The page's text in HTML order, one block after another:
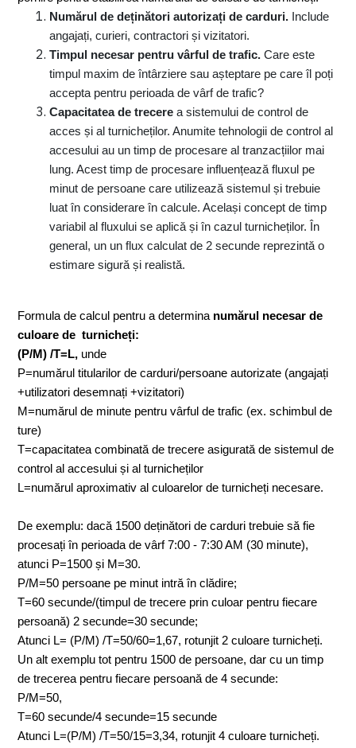
Numărul de deținători autorizați de carduri. Include
angajați, curieri, contractori și vizitatori.
Timpul necesar pentru vârful de trafic. Care este
timpul maxim de întârziere sau așteptare pe care îl poți
accepta pentru perioada de vârf de trafic?
Capacitatea de trecerea sistemului de control de
acces și al turnicheților. Anumite tehnologii de control al
accesului au un timp de procesare al tranzacțiilor mai
lung. Acest timp de procesare influențează fluxul pe
minut de persoane care utilizează sistemul și trebuie
luat în considerare în calcule. Același concept de timp
variabil al fluxului se aplică și în cazul turnicheților. În
general, un un flux calculat de 2 secunde reprezintă o
estimare sigură și realistă.
Formula de calcul pentru a determina numărul necesar de
culoare de turnicheți:
(P/M) /T=L, unde
P=numărul titularilor de carduri/persoane autorizate (angajați
+utilizatori desemnați +vizitatori)
M=numărul de minute pentru vârful de trafic (ex. schimbul de
ture)
T=capacitatea combinată de trecere asigurată de sistemul de
control al accesului și al turnicheților
L=numărul aproximativ al culoarelor de turnicheți necesare.
De exemplu: dacă 1500 deținători de carduri trebuie să fie
procesați în perioada de vârf 7:00 - 7:30 AM (30 minute),
atunci P=1500 și M=30.
P/M=50 persoane pe minut intră în clădire;
T=60 secunde/(timpul de trecere prin culoar pentru fiecare
persoană) 2 secunde=30 secunde;
Atunci L= (P/M) /T=50/60=1,67, rotunjit 2 culoare turnicheți.
Un alt exemplu tot pentru 1500 de persoane, dar cu un timp
de trecerea pentru fiecare persoană de 4 secunde:
P/M=50,
T=60 secunde/4 secunde=15 secunde
Atunci L=(P/M) /T=50/15=3,34, rotunjit 4 culoare turnicheți.